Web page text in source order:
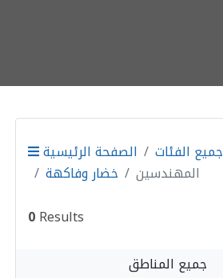
الصفحة الرئيسية جميع الفئات
خضار وفاكهة
المهندسين
0Results
جميع المناطق